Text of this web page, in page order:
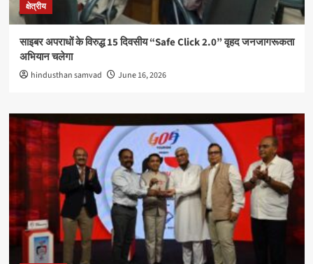
क्षेत्रीय
साइबर अपराधों के विरुद्ध 15 दिवसीय “Safe Click 2.0” वृहद जनजागरूकता
अभियान चलेगा
hindusthan samvad June 16, 2026